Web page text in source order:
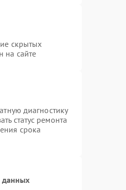
скрытых
на сайте
диагностику
статус ремонта
срока
данных